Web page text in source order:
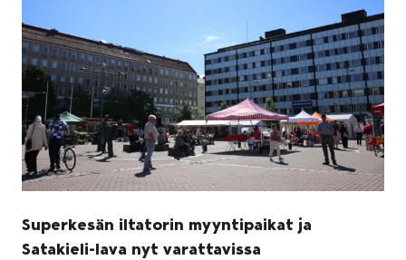
Superkesän iltatorin myyntipaikat ja
Satakieli-lava nyt varattavissa